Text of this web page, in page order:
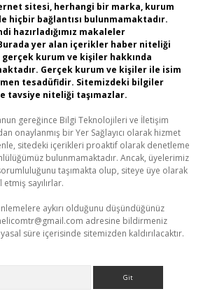
sitesi, herhangi bir marka, kurum
hiçbir bağlantısı bulunmamaktadır.
hazırladığımız makaleler
yer alan içerikler haber niteliği
kurum ve kişiler hakkında
Gerçek kurum ve kişiler ile isim
tesadüfidir. Sitemizdeki bilgiler
tavsiye niteliği taşımazlar.
gereğince Bilgi Teknolojileri ve İletişim
onaylanmış bir Yer Sağlayıcı olarak hizmet
sitedeki içerikleri proaktif olarak denetleme
bulunmamaktadır. Ancak, üyelerimiz
taşımakta olup, siteye üye olarak
sayılırlar.
aykırı olduğunu düşündüğünüz
adresine bildirmeniz
süre içerisinde sitemizden kaldırılacaktır.